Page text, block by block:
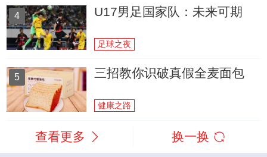
4 U17男足国家队：未来可期
足球之夜
5 三招教你识破真假全麦面包
健康之路
查看更多 换一换